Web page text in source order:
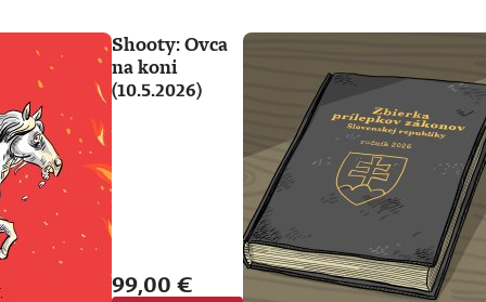
Shooty: Ovca
na koni
(10.5.2026)
99,00 €